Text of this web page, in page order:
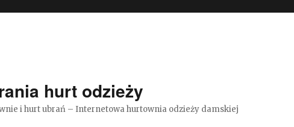
hurt odzieży
i hurt ubrań – Internetowa hurtownia odzieży damskiej